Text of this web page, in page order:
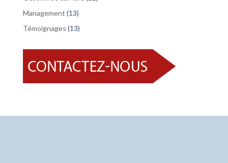
Management (13)
Témoignages (13)